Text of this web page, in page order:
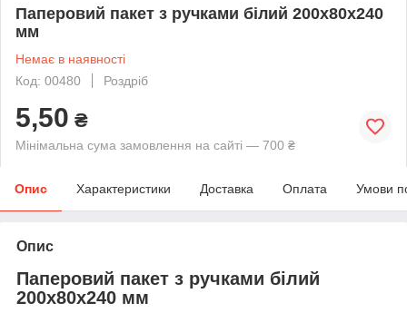
Паперовий пакет з ручками білий 200х80х240
мм
Немає в наявності
Код: 00480
Роздріб
5,50 ₴
Мінімальна сума замовлення на сайті — 700 ₴
Опис Характеристики Доставка Оплата Умови
Опис
Паперовий пакет з ручками білий
200х80х240 мм